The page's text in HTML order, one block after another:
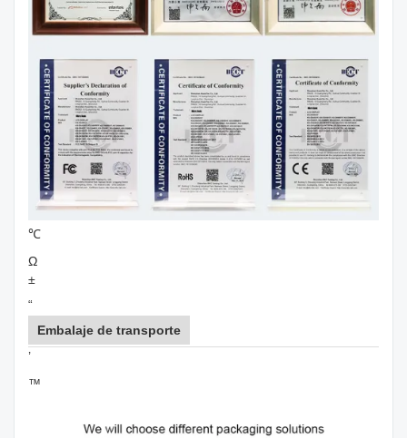
℃
Ω
±
“
Embalaje de transporte
’
™